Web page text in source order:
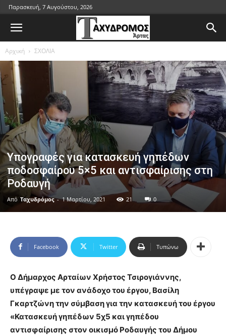
Παρασκευή, 7 Αυγούστου, 2026
Αρχική ΣΧΟΛΙΑ
Υπογραφές για κατασκευή γηπέδων
ποδοσφαίρου 5×5 και αντισφαίρισης στη
Ροδαυγή
Από Ταχυδρόμος - 1 Μαρτίου, 2021 21 0
Facebook Twitter Τυπώνω
Ο Δήμαρχος Αρταίων Χρήστος Τσιρογιάννης,
υπέγραψε με τον ανάδοχο του έργου, Βασίλη
Γκαρτζώνη την σύμβαση για την κατασκευή του έργου
«Κατασκευή γηπέδων 5χ5 και γηπέδου
αντισφαίρισης στον οικισμό Ροδαυγής του Δήμου